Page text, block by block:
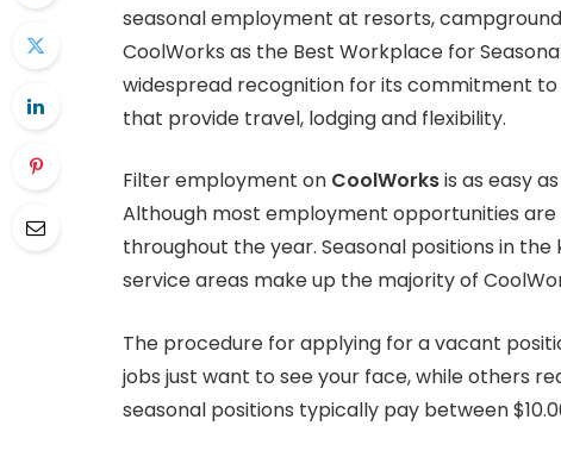
seasonal employment at resorts,
CoolWorks as the Best Workplace for
widespread recognition for its commitment
that provide travel, lodging and flexibility.
Filter employment on CoolWorksis as easy
Although most employment opportunities
throughout the year. Seasonal positions in
service areas make up the majority of
The procedure for applying for a vacant
jobs just want to see your face, while others
seasonal positions typically pay between